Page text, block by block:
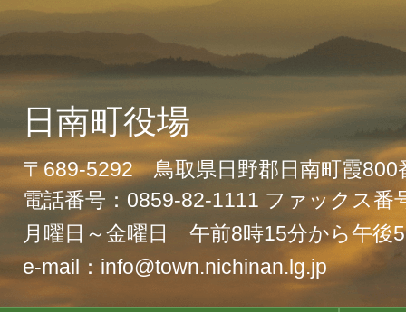
日南町役場
〒689-5292 鳥取県日野郡日南町霞800
電話番号：0859-82-1111 ファックス番
月曜日～金曜日 午前8時15分から午後
e-mail：info@town.nichinan.lg.jp